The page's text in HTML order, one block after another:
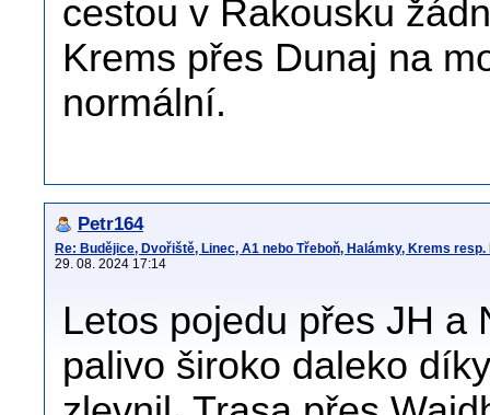
cestou v Rakousku
Krems přes Dunaj na
normální.
Petr164
Re: Budějice, Dvořiště, Linec, A1 nebo Třeboň, Halámky, Krems resp.
29. 08. 2024 17:14
Letos pojedu přes JH a
palivo široko daleko